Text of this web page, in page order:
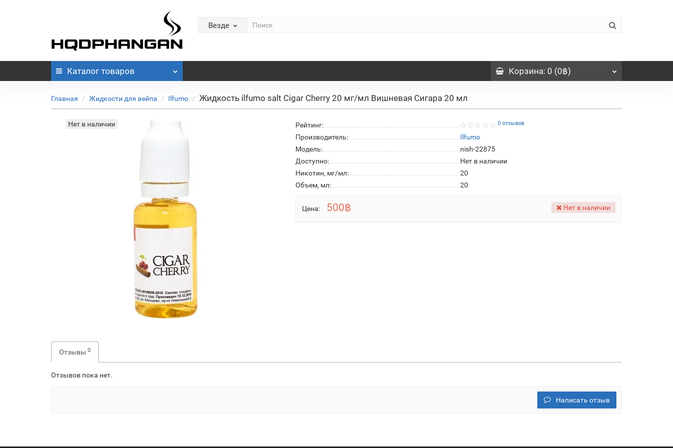
Везде
Каталог товаров Корзина: 0 (0฿)
Главная Жидкости для вейпа Ilfumo Жидкость ilfumo salt Cigar Cherry 20 мг/мл Вишневая Сигара 20 мл
Нет в наличии Рейтинг: 0 отзывов
Производитель:
Ilfumo
Модель:
nish-22875
Доступно:
Нет в наличии
Никотин, мг/мл:
20
Объем, мл:
20
Цена: 500฿ Нет в наличии
Отзывы 0
Отзывов пока нет.
Написать отзыв